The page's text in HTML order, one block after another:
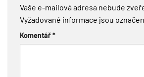
Vaše e-mailová adresa nebude
Vyžadované informace jsou
Komentář*